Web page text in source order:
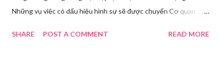
Những vụ việc có dấu hiệu hình sự sẽ được chuyển Cơ quan
Hoài Nam đã ký ban hành Kế hoạch số 4316/KH-SYT về việc
SHARE POST A COMMENT READ MORE